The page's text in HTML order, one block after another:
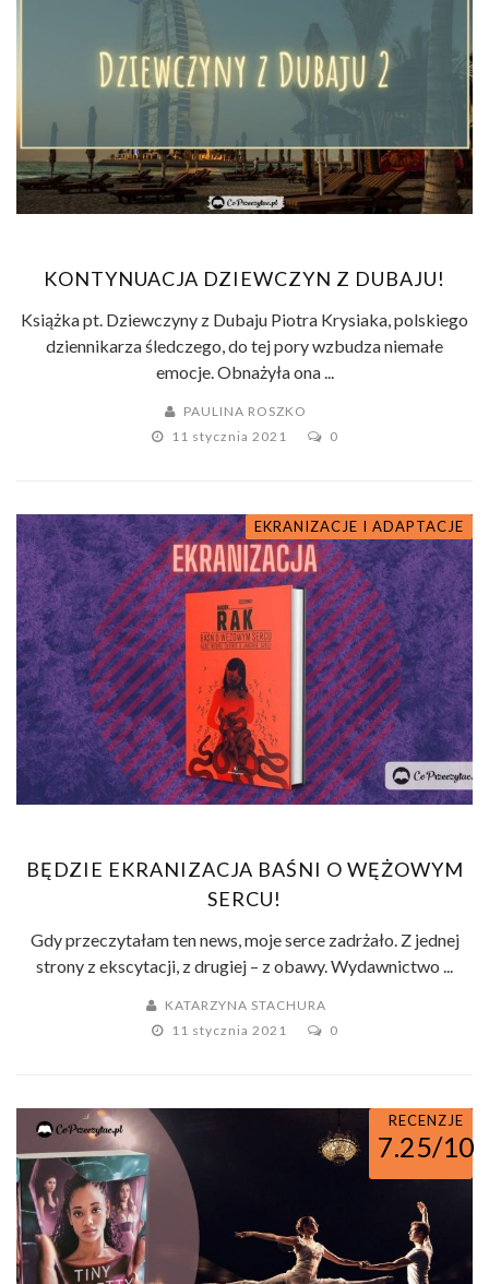
KONTYNUACJA DZIEWCZYN Z DUBAJU!
Książka pt. Dziewczyny z Dubaju Piotra Krysiaka, polskiego
dziennikarza śledczego, do tej pory wzbudza niemałe
emocje. Obnażyła ona ...
PAULINA ROSZKO
11 stycznia 2021
0
EKRANIZACJE I ADAPTACJE
BĘDZIE EKRANIZACJA BAŚNI O WĘŻOWYM
SERCU!
Gdy przeczytałam ten news, moje serce zadrżało. Z jednej
strony z ekscytacji, z drugiej – z obawy. Wydawnictwo ...
KATARZYNA STACHURA
11 stycznia 2021
0
RECENZJE
7.25/10